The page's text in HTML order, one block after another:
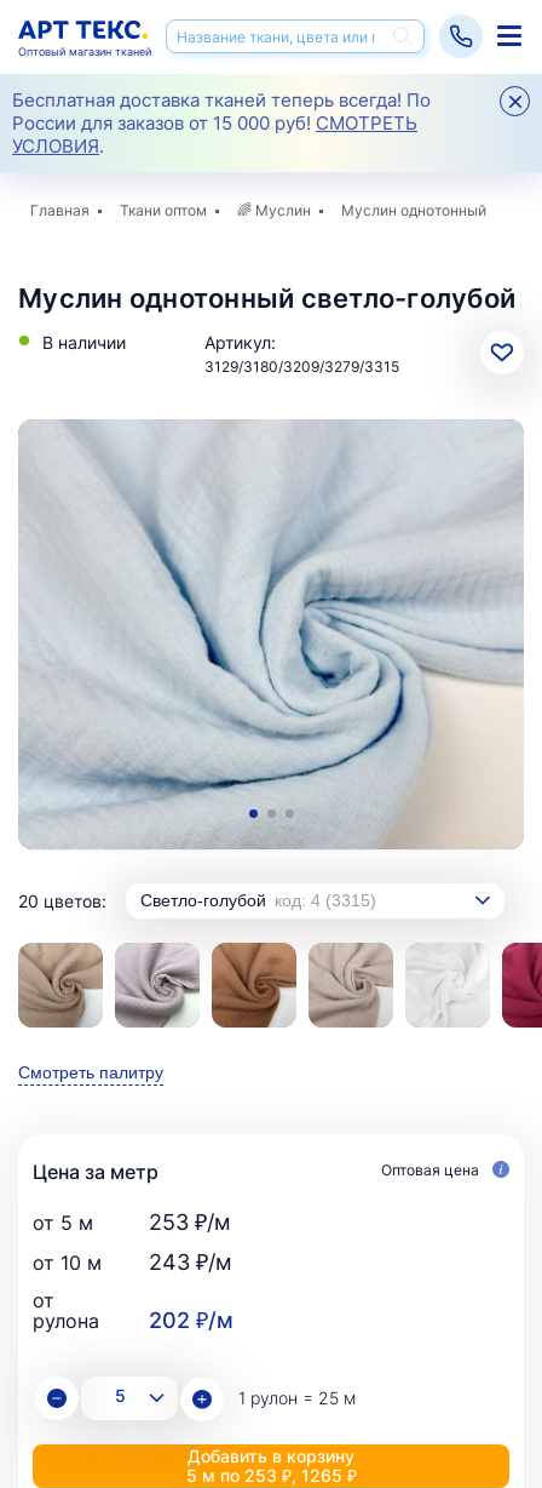
Бесплатная доставка тканей теперь всегда! По
России для заказов от 15 000 руб! СМОТРЕТЬ
УСЛОВИЯ.
Оптовый магазин тканей
Главная Ткани оптом 🌈 Муслин Муслин однотонный
Муслин однотонный светло-голубой
В наличии Артикул:
3129/3180/3209/3279/3315
20 цветов: Светло-голубой код: 4 (3315)
Смотреть палитру
Цена за метр Оптовая цена
от 5 м 253 ₽/м
от 10 м 243 ₽/м
от
рулона
202 ₽/м
1 рулон = 25 м
Добавить в корзину
5 м по 253 ₽, 1265 ₽